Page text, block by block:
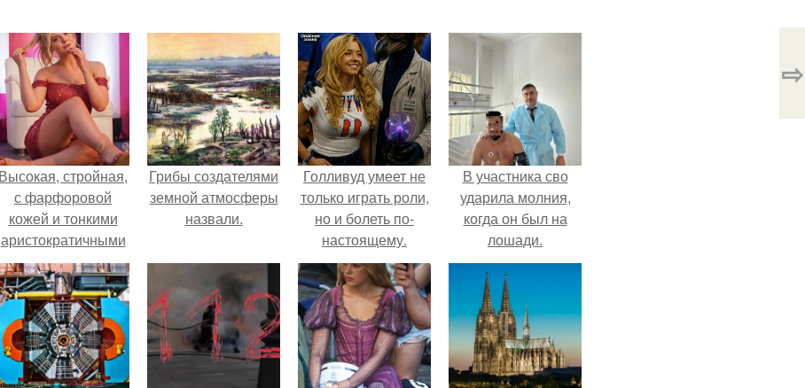
⇨
Высокая, стройная,
с фарфоровой
кожей и тонкими
аристократичными
чертами, эль
так, будто
сошла с полотна
художника.
Грибы создателями
земной атмосферы
назвали.
Голливуд умеет не
только играть роли,
но и болеть по-
настоящему.
В участника сво
ударила молния,
когда он был на
лошади.